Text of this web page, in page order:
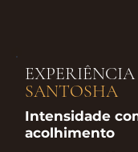
EXPERIÊNCIA
SANTOSHA
Intensidade
acolhimento